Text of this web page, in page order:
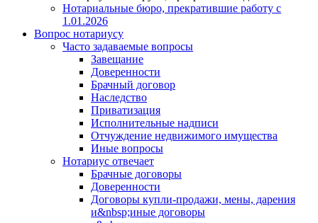
Нотариальные бюро, прекратившие работу с
1.01.2026
Вопрос нотариусу
Часто задаваемые вопросы
Завещание
Доверенности
Брачный договор
Наследство
Приватизация
Исполнительные надписи
Отчуждение недвижимого имущества
Иные вопросы
Нотариус отвечает
Брачные договоры
Доверенности
Договоры купли-продажи, мены, дарения
и&nbsp;иные договоры